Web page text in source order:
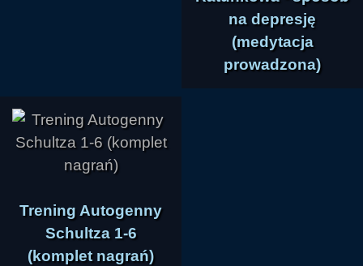
na depresję
(medytacja
prowadzona)
Trening Autogenny
Schultza 1-6
(komplet nagrań)